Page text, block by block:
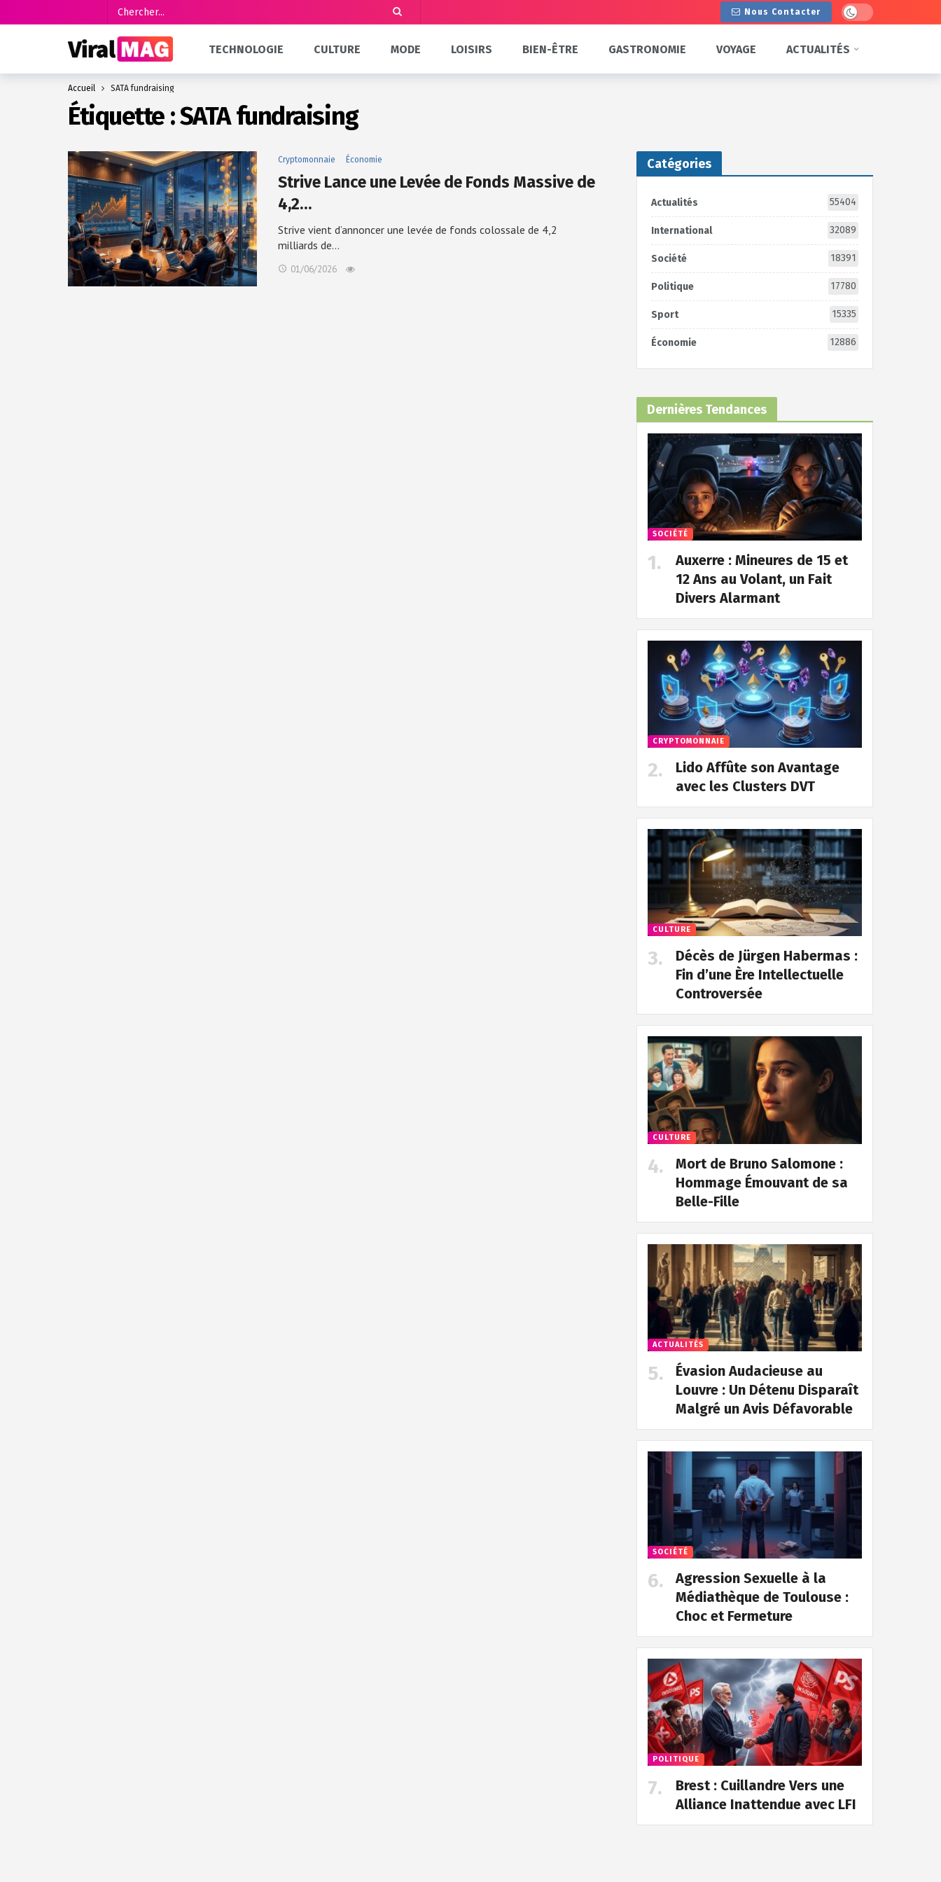
Nous Contacter Dark mode
TECHNOLOGIE CULTURE MODE LOISIRS BIEN-ÊTRE GASTRONOMIE VOYAGE ACTUALITÉS
Accueil SATA fundraising
Étiquette :SATA fundraising
Cryptomonnaie Économie
Strive Lance une Levée de Fonds Massive de
4,2…
Strive vient d’annoncer une levée de fonds colossale de 4,2
milliards de…
01/06/2026
Catégories
Actualités 55404
International 32089
Société 18391
Politique 17780
Sport 15335
Économie 12886
Dernières Tendances
SOCIÉTÉ
Auxerre : Mineures de 15 et
12 Ans au Volant, un Fait
Divers Alarmant
CRYPTOMONNAIE
Lido Affûte son Avantage
avec les Clusters DVT
CULTURE
Décès de Jürgen Habermas :
Fin d’une Ère Intellectuelle
Controversée
CULTURE
Mort de Bruno Salomone :
Hommage Émouvant de sa
Belle-Fille
ACTUALITÉS
Évasion Audacieuse au
Louvre : Un Détenu Disparaît
Malgré un Avis Défavorable
SOCIÉTÉ
Agression Sexuelle à la
Médiathèque de Toulouse :
Choc et Fermeture
POLITIQUE
Brest : Cuillandre Vers une
Alliance Inattendue avec LFI